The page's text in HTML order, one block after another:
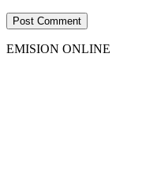
EMISION ONLINE